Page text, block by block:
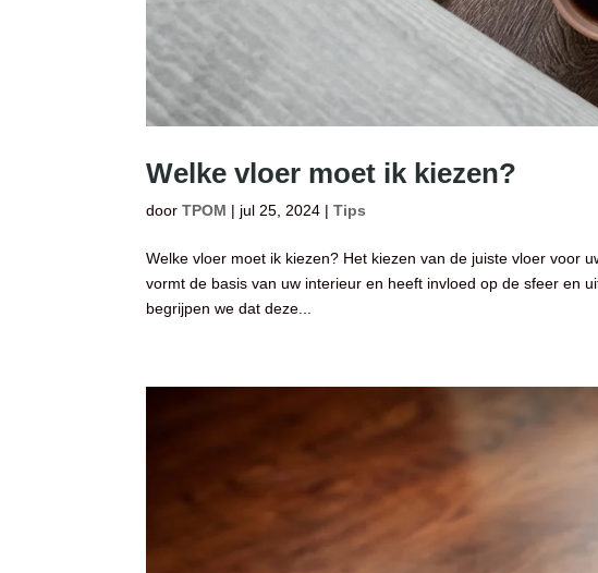
Welke vloer moet ik kiezen?
doorTPOM | jul 25, 2024 |Tips
Welke vloer moet ik kiezen? Het kiezen van de juiste vloer voor
vormt de basis van uw interieur en heeft invloed op de sfeer en
begrijpen we dat deze...